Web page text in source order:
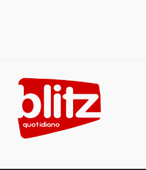
content